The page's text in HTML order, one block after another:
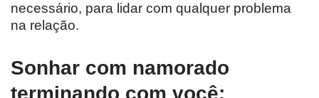
necessário, para lidar com qualquer problema
na relação.
Sonhar com namorado
terminando com você: